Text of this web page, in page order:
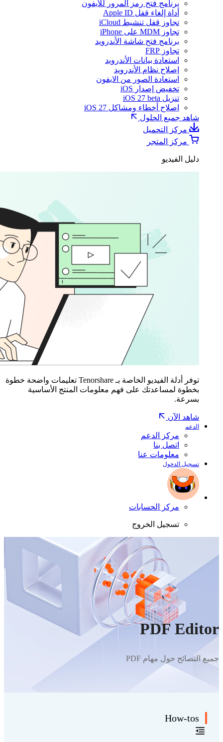
برنامج فتح رمز المرور للآيفون
أداة إلغاء قفل Apple ID
تجاوز قفل تنشيط iCloud
تجاوز MDM على iPhone
برنامج فتح شاشة الأندرويد
تجاوز FRP
استعادة بيانات الأندرويد
إصلاح نظام الأندرويد
استعادة الصور من الايفون
تخفيض إصدار iOS
تنزيل iOS 27 beta
اصلاح أخطاء ومشاكل iOS 27
شاهد جميع الحلول
مركز التحميل
مركز المتجر
دليل الفيديو
توفر أدلة الفيديو الخاصة بـ Tenorshare تعليمات واضحة خطوة
بخطوة لمساعدتك على فهم معلومات المنتج الأساسية
بسرعة.
شاهد الآن
الدعم
مركز الدعم
اتصل بنا
معلومات عنا
تسجيل الدخول
مركز الحسابات
تسجيل الخروج
PDF Editor
جميع النصائح حول مهام PDF
How-tos